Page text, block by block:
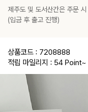
제주도 및 도서산간은 주문
(입금 후 출고 진행)
상품코드 : 7208888
적립 마일리지 : 54 Point~